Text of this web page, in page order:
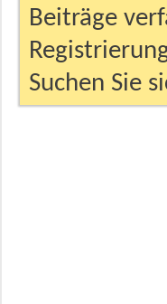
Beiträge
Suchen Sie